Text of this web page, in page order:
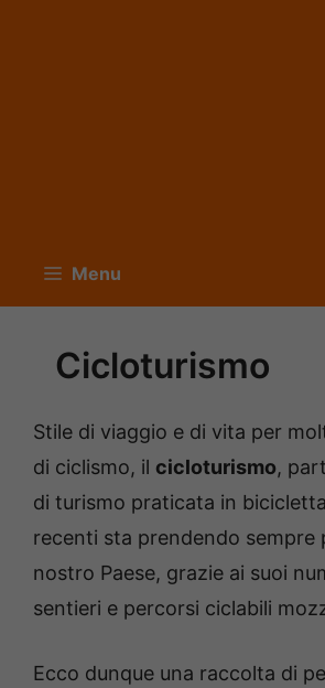
Menu
Cicloturismo
Stile di viaggio e di vita per
di ciclismo, il cicloturismo,
di turismo praticata in
recenti sta prendendo sempre
nostro Paese, grazie ai suoi
sentieri e percorsi ciclabili
Ecco dunque una raccolta di